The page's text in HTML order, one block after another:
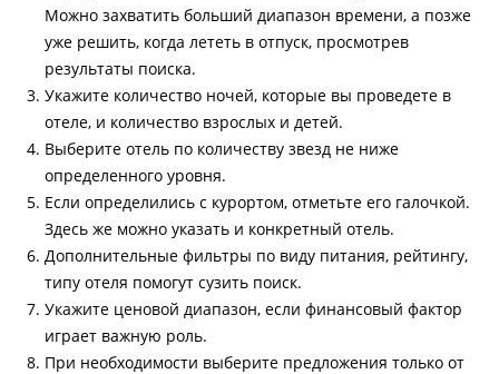
Можно захватить больший диапазон времени, а позже
уже решить, когда лететь в отпуск, просмотрев
результаты поиска.
Укажите количество ночей, которые вы проведете в
отеле, и количество взрослых и детей.
Выберите отель по количеству звезд не ниже
определенного уровня.
Если определились с курортом, отметьте его галочкой.
Здесь же можно указать и конкретный отель.
Дополнительные фильтры по виду питания, рейтингу,
типу отеля помогут сузить поиск.
Укажите ценовой диапазон, если финансовый фактор
играет важную роль.
При необходимости выберите предложения только от